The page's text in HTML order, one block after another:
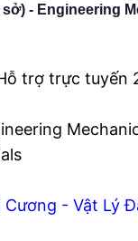
- Engineering
trợ trực tuyến
- Vật Lý